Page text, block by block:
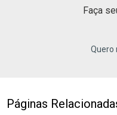
Faça
Quero
Páginas